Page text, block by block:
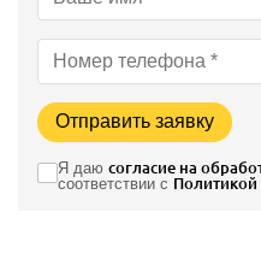
Отправить заявку
Я даю согласие на
соответствии с Политикой